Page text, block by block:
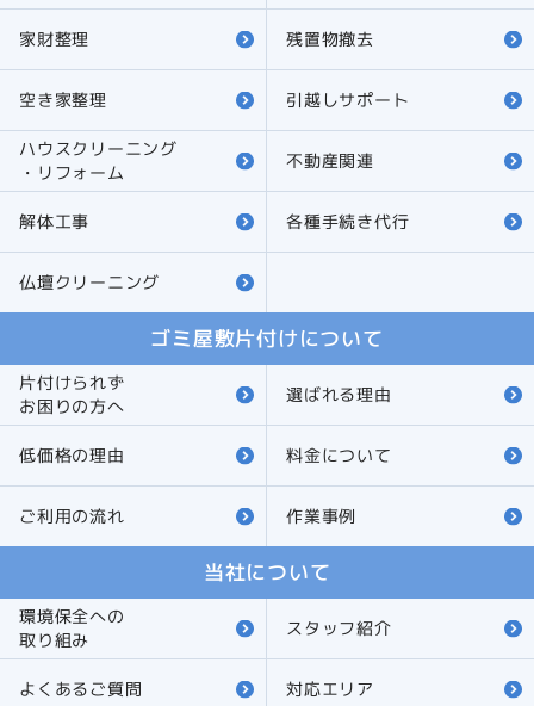
家財整理 残置物撤去
空き家整理 引越しサポート
ハウスクリーニング
・リフォーム
不動産関連
解体工事 各種手続き代行
仏壇クリーニング
ゴミ屋敷片付けについて
片付けられず
お困りの方へ
選ばれる理由
低価格の理由 料金について
ご利用の流れ 作業事例
当社について
環境保全への
取り組み
スタッフ紹介
よくあるご質問 対応エリア